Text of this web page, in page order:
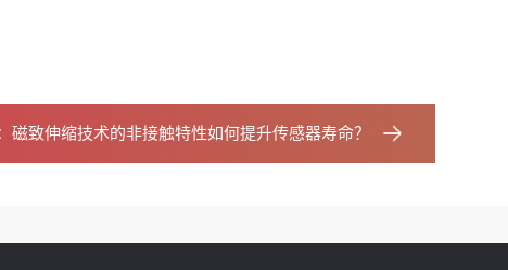
磁致伸缩技术的非接触特性如何提升传感器寿命？